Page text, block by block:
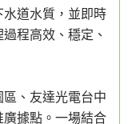
道水質，並即時
程高效、穩定、
、友達光電台中
據點。一場結合